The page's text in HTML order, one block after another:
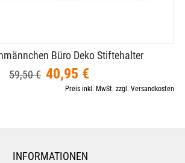
Büro Deko Stiftehalter
59,50 € 40,95 €
Preis inkl. MwSt. zzgl. Versandkosten
INFORMATIONEN